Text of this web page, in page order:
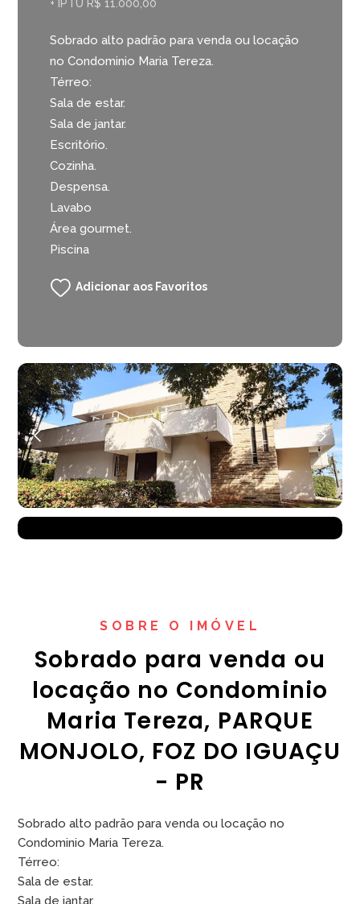
+ IPTU R$ 11.000,00
Sobrado alto padrão para venda ou locação
no Condominio Maria Tereza.
Térreo:
Sala de estar.
Sala de jantar.
Escritório.
Cozinha.
Despensa.
Lavabo
Área gourmet.
Piscina
Adicionar aos Favoritos
SOBRE O IMÓVEL
Sobrado para venda ou
locação no Condominio
Maria Tereza, PARQUE
MONJOLO, FOZ DO IGUAÇU
- PR
Sobrado alto padrão para venda ou locação no
Condominio Maria Tereza.
Térreo:
Sala de estar.
Sala de jantar.